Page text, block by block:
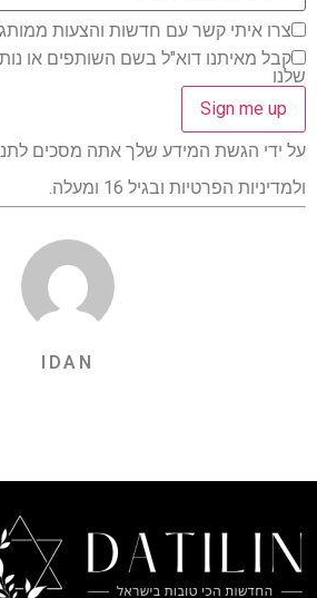
צרו איתי קשר עם חדשות והצעות
קבל מאיתנו דוא"ל בשם השותפים או
שלנו
על ידי הגשת המידע שלך אתה מסכים
ולמדיניות הפרטיות ובגיל 16 ומעלה.
IDAN